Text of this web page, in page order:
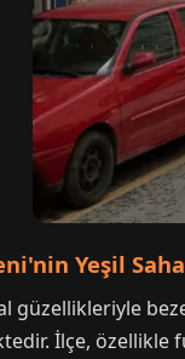
Yeşil
güzellikleriyle
İlçe, özellikle